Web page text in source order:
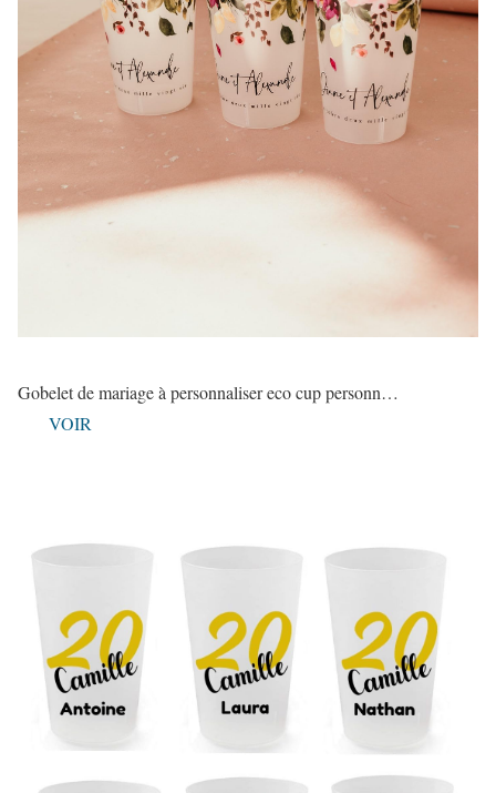
Gobelet de mariage à personnaliser eco cup personn…
VOIR